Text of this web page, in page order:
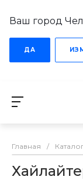
Ваш город
ДА
Главная /